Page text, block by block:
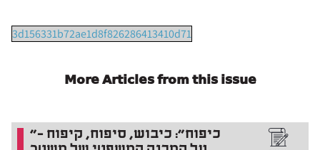
3d156331b72ae1d8f826286413410d71
More Articles from this issue
"כיפוח": כיבוש, סיפוח, קיפוח –